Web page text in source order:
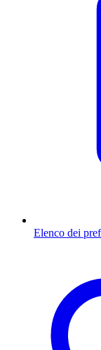
Elenco dei